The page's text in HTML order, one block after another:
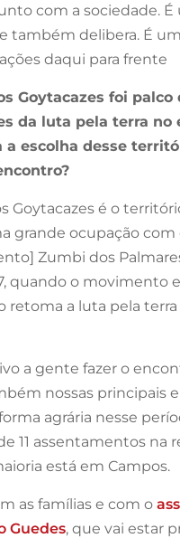
com a sociedade.
também delibera. É
daqui para frente
Goytacazes foi
da luta pela terra no
a escolha desse
Goytacazes é o
grande ocupação com
Zumbi dos
quando o movimento
retoma a luta pela
a gente fazer o
nossas principais
agrária nesse
11 assentamentos na
está em Campos.
as famílias e com o
Guedes, que vai estar